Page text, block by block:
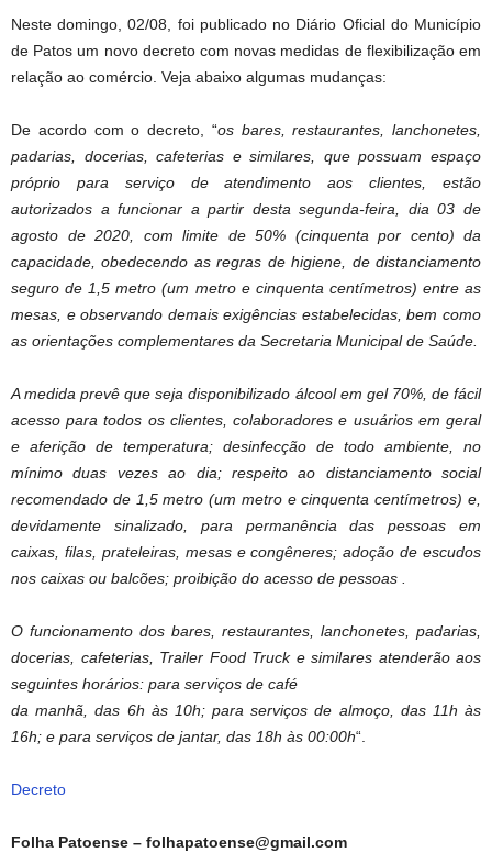
Neste domingo, 02/08, foi publicado no Diário Oficial do Município
de Patos um novo decreto com novas medidas de flexibilização em
relação ao comércio. Veja abaixo algumas mudanças:
De acordo com o decreto, “os bares, restaurantes, lanchonetes,
padarias, docerias, cafeterias e similares, que possuam espaço
próprio para serviço de atendimento aos clientes, estão
autorizados a funcionar a partir desta segunda-feira, dia 03 de
agosto de 2020, com limite de 50% (cinquenta por cento) da
capacidade, obedecendo as regras de higiene, de distanciamento
seguro de 1,5 metro (um metro e cinquenta centímetros) entre as
mesas, e observando demais exigências estabelecidas, bem como
as orientações complementares da Secretaria Municipal de Saúde.
A medida prevê que seja disponibilizado álcool em gel 70%, de fácil
acesso para todos os clientes, colaboradores e usuários em geral
e aferição de temperatura; desinfecção de todo ambiente, no
mínimo duas vezes ao dia; respeito ao distanciamento social
recomendado de 1,5 metro (um metro e cinquenta centímetros) e,
devidamente sinalizado, para permanência das pessoas em
caixas, filas, prateleiras, mesas e congêneres; adoção de escudos
nos caixas ou balcões; proibição do acesso de pessoas .
O funcionamento dos bares, restaurantes, lanchonetes, padarias,
docerias, cafeterias, Trailer Food Truck e similares atenderão aos
seguintes horários: para serviços de café
da manhã, das 6h às 10h; para serviços de almoço, das 11h às
16h; e para serviços de jantar, das 18h às 00:00h“.
Decreto
Folha Patoense – folhapatoense@gmail.com